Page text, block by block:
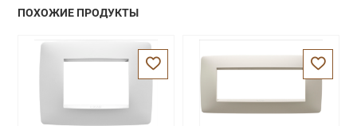
ПОХОЖИЕ ПРОДУКТЫ